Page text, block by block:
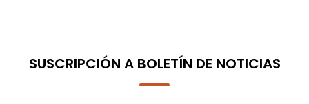
SUSCRIPCIÓN A BOLETÍN DE NOTICIAS